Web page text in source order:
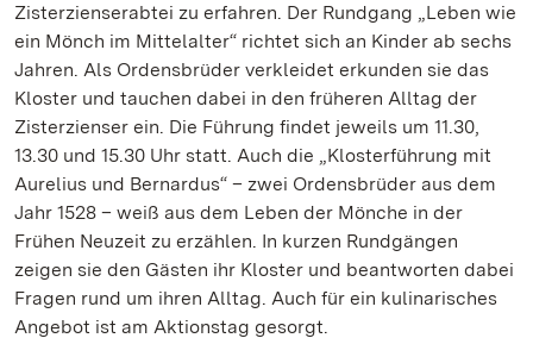
Zisterzienserabtei zu erfahren. Der Rundgang „Leben wie
ein Mönch im Mittelalter“ richtet sich an Kinder ab sechs
Jahren. Als Ordensbrüder verkleidet erkunden sie das
Kloster und tauchen dabei in den früheren Alltag der
Zisterzienser ein. Die Führung findet jeweils um 11.30,
13.30 und 15.30 Uhr statt. Auch die „Klosterführung mit
Aurelius und Bernardus“ – zwei Ordensbrüder aus dem
Jahr 1528 – weiß aus dem Leben der Mönche in der
Frühen Neuzeit zu erzählen. In kurzen Rundgängen
zeigen sie den Gästen ihr Kloster und beantworten dabei
Fragen rund um ihren Alltag. Auch für ein kulinarisches
Angebot ist am Aktionstag gesorgt.